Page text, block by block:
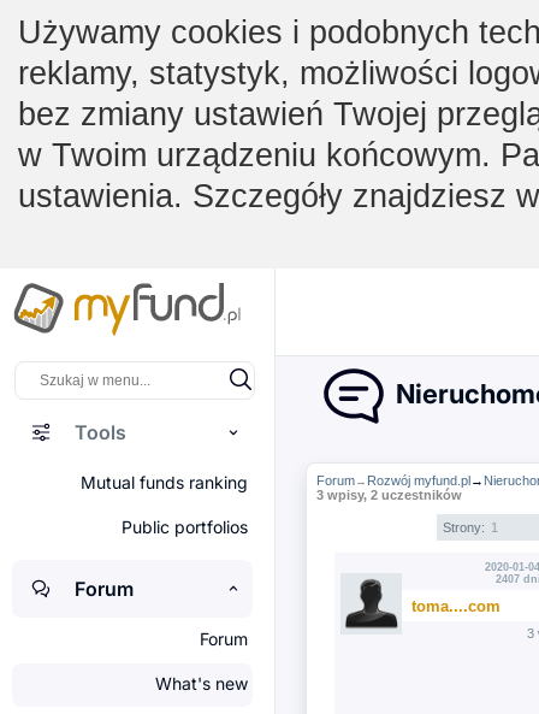
Używamy cookies i podobnych
reklamy, statystyk, możliwości
bez zmiany ustawień Twojej
w Twoim urządzeniu końcowym.
ustawienia. Szczegóły znajdziesz
Tools
Mutual funds ranking
Public portfolios
Forum
Forum
What's new
Forum→ Rozwój myfund.pl→
3 wpisy, 2 uczestników
Strony: 1
2020-01-
2407
toma....com
3